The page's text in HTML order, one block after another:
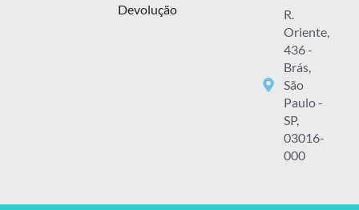
Devolução
R.
Oriente,
436 -
Brás,
São
Paulo -
SP,
03016-
000